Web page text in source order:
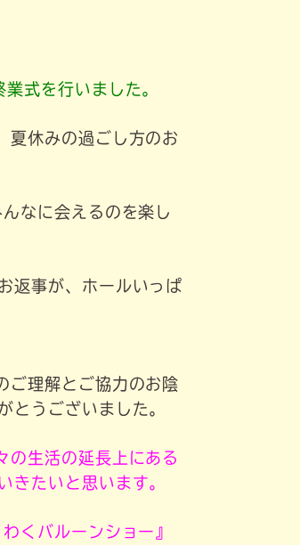
式を行いました。
夏休みの過ごし方のお
なに会えるのを楽し
返事が、ホールいっぱ
ご理解とご協力のお陰
とうございました。
の生活の延長上にある
きたいと思います。
くバルーンショー』